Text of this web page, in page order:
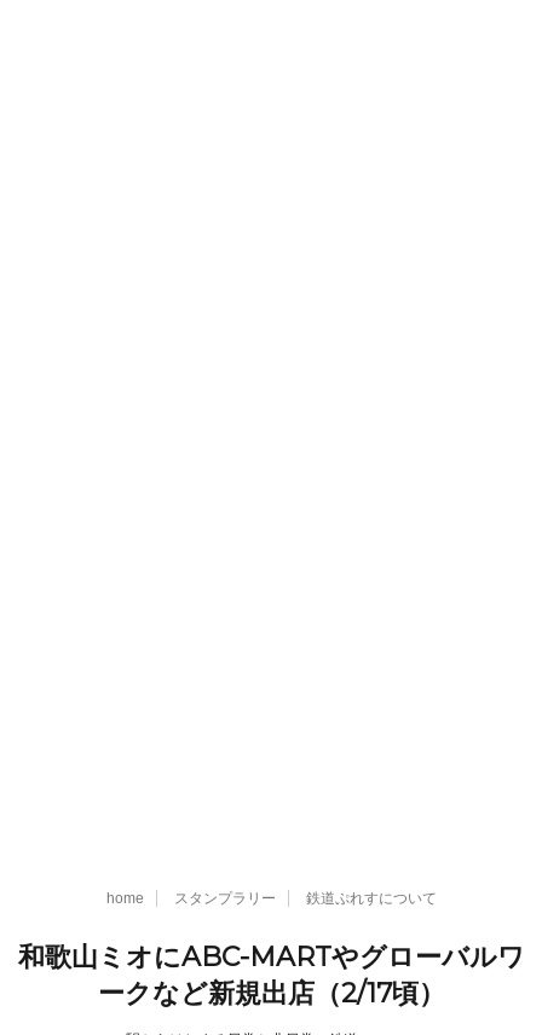
home スタンプラリー 鉄道ぷれすについて
和歌山ミオにABC-MARTやグローバルワ
ークなど新規出店（2/17頃）